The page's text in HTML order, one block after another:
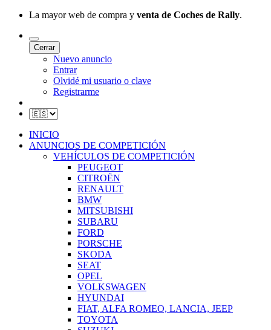
La mayor web de compra y venta de Coches de Rally.
Cerrar
Nuevo anuncio
Entrar
Olvidé mi usuario o clave
Registrarme
INICIO
ANUNCIOS DE COMPETICIÓN
VEHÍCULOS DE COMPETICIÓN
PEUGEOT
CITROËN
RENAULT
BMW
MITSUBISHI
SUBARU
FORD
PORSCHE
SKODA
SEAT
OPEL
VOLKSWAGEN
HYUNDAI
FIAT, ALFA ROMEO, LANCIA, JEEP
TOYOTA